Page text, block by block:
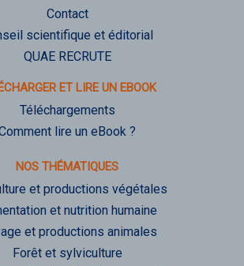
Contact
scientifique et éditorial
QUAE RECRUTE
ET LIRE UN EBOOK
Téléchargements
lire un eBook ?
NOS THÉMATIQUES
et productions végétales
et nutrition humaine
et productions animales
Forêt et sylviculture